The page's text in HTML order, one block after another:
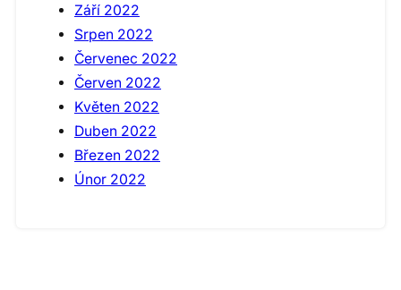
Září 2022
Srpen 2022
Červenec 2022
Červen 2022
Květen 2022
Duben 2022
Březen 2022
Únor 2022